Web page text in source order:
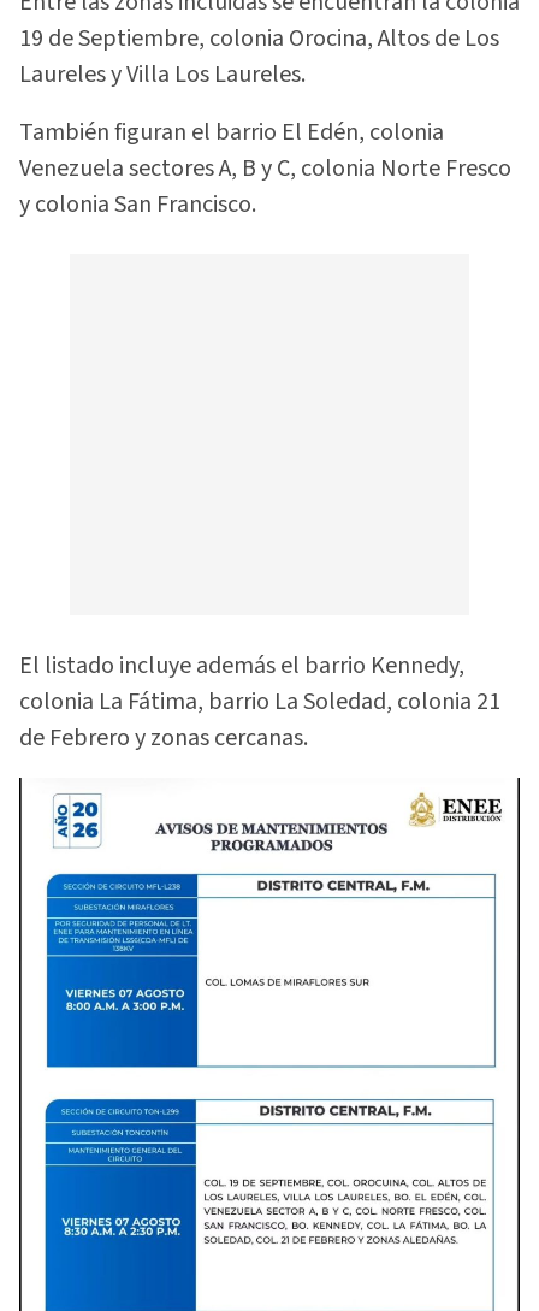
19 de Septiembre, colonia Orocina, Altos de Los
Laureles y Villa Los Laureles.
También figuran el barrio El Edén, colonia
Venezuela sectores A, B y C, colonia Norte Fresco
y colonia San Francisco.
El listado incluye además el barrio Kennedy,
colonia La Fátima, barrio La Soledad, colonia 21
de Febrero y zonas cercanas.